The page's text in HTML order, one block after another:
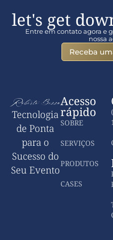
let's get
Entre em contato agora e
nossa
Receba
Tecnologia
de Ponta
para o
Sucesso do
Seu Evento
Acesso
rápido
SOBRE
SERVIÇOS
PRODUTOS
CASES